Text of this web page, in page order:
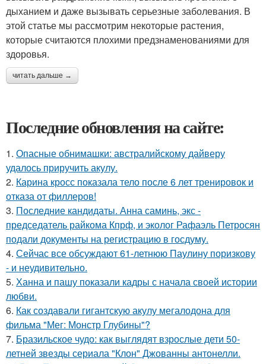
дыханием и даже вызывать серьезные заболевания. В
этой статье мы рассмотрим некоторые растения,
которые считаются плохими предзнаменованиями для
здоровья.
читать дальше →
Последние обновления на сайте:
1. Опасные обнимашки: австралийскому дайверу
удалось приручить акулу.
2. Карина кросс показала тело после 6 лет тренировок и
отказа от филлеров!
3. Последние кандидаты. Анна саминь, экс -
председатель райкома Кпрф, и эколог Рафаэль Петросян
подали документы на регистрацию в госдуму.
4. Сейчас все обсуждают 61-летнюю Паулину поризкову
- и неудивительно.
5. Ханна и пашу показали кадры с начала своей истории
любви.
6. Как создавали гигантскую акулу мегалодона для
фильма "Мег: Монстр Глубины"?
7. Бразильское чудо: как выглядят взрослые дети 50-
летней звезды сериала "Клон" Джованны антонелли.